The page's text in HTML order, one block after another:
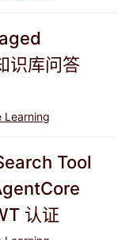
识库问答
Learning
Tool
认证